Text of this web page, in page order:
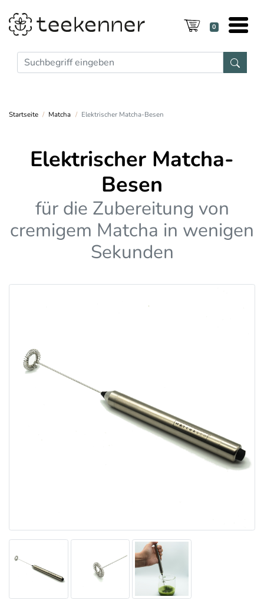
0
Startseite Matcha Elektrischer Matcha-Besen
Elektrischer Matcha-
Besen
für die Zubereitung von
cremigem Matcha in wenigen
Sekunden